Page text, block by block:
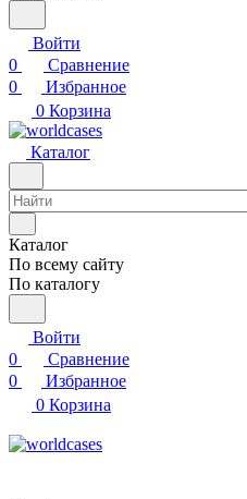
Войти
0
Сравнение
0
Избранное
0 Корзина
Каталог
Каталог
По всему сайту
По каталогу
Войти
0
Сравнение
0
Избранное
0 Корзина